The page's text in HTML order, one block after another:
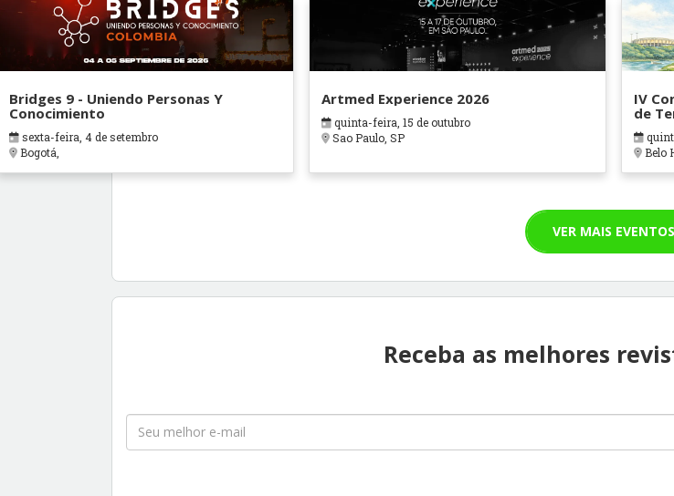
Bridges 9 - Uniendo Personas Y
Conocimiento
sexta-feira, 4 de setembro
Bogotá,
Artmed Experience 2026
quinta-feira, 15 de outubro
Sao Paulo, SP
IV
de
Belo
VER MAIS EVENTOS
Receba as melhores